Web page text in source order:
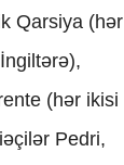
Qarsiya (hər
(hər ikisi
Pedri,